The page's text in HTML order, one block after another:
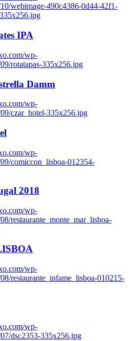
webimage-490c4386-0d44-42f1-
IPA
wp-
rotatapas-335x256.jpg
Damm
wp-
czar_hotel-335x256.jpg
wp-
comiccon_lisboa-012354-
2018
wp-
restaurante_monte_mar_lisboa-
wp-
restaurante_infame_lisboa-010215-
wp-
dsc2353-335x256.jpg